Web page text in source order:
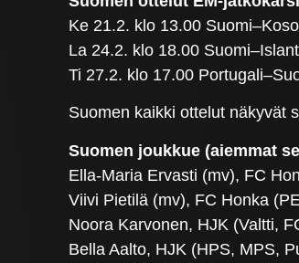
Ke 21.2. klo 13.00
La 24.2. klo 18.00
Ti 27.2. klo 17.00
Suomen kaikki ottelut näkyvät
Suomen joukkue (aiemmat
Ella-Maria Ervasti (mv), FC
Viivi Pietilä (mv), FC Honka
Noora Karvonen, HJK (Valtti,
Bella Aalto, HJK (HPS, MPS,